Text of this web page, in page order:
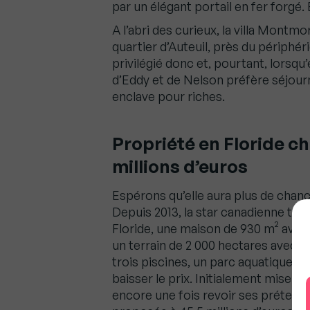
par un élégant portail en fer
A l’abri des curieux, la villa
quartier d’Auteuil, près du
privilégié donc et, pourtant,
d’Eddy et de Nelson préfère
enclave pour riches.
Propriété en Floride
millions d’euros
Espérons qu’elle aura plus de
Depuis 2013, la star canadienne
Floride, une maison de 930 m²
un terrain de 2 000 hectares avec
trois piscines, un parc aquatique
baisser le prix. Initialement mise
encore une fois revoir ses